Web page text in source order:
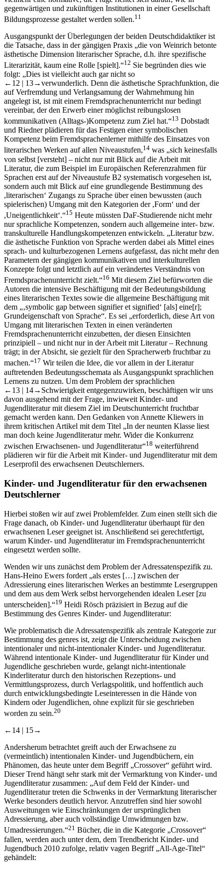
gegenwärtigen und zukünftigen Institutionen in einer Gesellschaft
Bildungsprozesse gestaltet werden sollen.11
Ausgangspunkt der Überlegungen der beiden Deutschdidaktiker ist
die Tatsache, dass in der gängigen Praxis „die von Weinrich betonte
ästhetische Dimension literarischer Sprache, d.h. ihre spezifische
Literarizität, kaum eine Rolle [spielt].“12 Sie begründen dies wie
folgt: „Dies ist vielleicht auch gar nicht so
←12 | 13→verwunderlich. Denn die ästhetische Sprachfunktion, die
auf Verfremdung und Verlangsamung der Wahrnehmung hin
angelegt ist, ist mit einem Fremdsprachenunterricht nur bedingt
vereinbar, der den Erwerb einer möglichst reibungslosen
kommunikativen (Alltags-)Kompetenz zum Ziel hat.“13 Dobstadt
und Riedner plädieren für das Festigen einer symbolischen
Kompetenz beim Fremdsprachenlerner mithilfe des Einsatzes von
literarischen Werken auf allen Niveaustufen,14 was „sich keinesfalls
von selbst [versteht] – nicht nur mit Blick auf die Arbeit mit
Literatur, die zum Beispiel im Europäischen Referenzrahmen für
Sprachen erst auf der Niveaustufe B2 systematisch vorgesehen ist,
sondern auch mit Blick auf eine grundlegende Bestimmung des
,literarischen‘ Zugangs zu Sprache über einen bewussten (auch
spielerischen) Umgang mit den Kategorien der ,Form‘ und der
,Uneigentlichkeit‘.“15 Heute müssten DaF-Studierende nicht mehr
nur sprachliche Kompetenzen, sondern auch allgemeine inter- bzw.
transkulturelle Handlungskompetenzen entwickeln. „Literatur bzw.
die ästhetische Funktion von Sprache werden dabei als Mittel eines
sprach- und kulturbezogenen Lernens aufgefasst, das nicht mehr den
Parametern der gängigen kommunikativen und interkulturellen
Konzepte folgt und letztlich auf ein verändertes Verständnis von
Fremdsprachenunterricht zielt.“16 Mit diesem Ziel befürworten die
Autoren die intensive Beschäftigung mit der Bedeutungsbildung
eines literarischen Textes sowie die allgemeine Beschäftigung mit
dem „‚symbolic gap between signifier et signified‘ [als] eine[r];
Grundeigenschaft von Sprache“. Es sei „erforderlich, diese Art von
Umgang mit literarischen Texten in einen veränderten
Fremdsprachenunterricht einzubetten, der diesen Einsichten
prinzipiell – und nicht nur in der Arbeit mit Literatur – Rechnung
trägt; in der Absicht, sie gezielt für den Spracherwerb fruchtbar zu
machen.“17 Wir teilen die Idee, die vor allem in der Literatur
auftretenden Bedeutungsschemata als Ausgangspunkt sprachlichen
Lernens zu nutzen. Um dem Problem der sprachlichen
←13 | 14→ Schwierigkeit entgegenzuwirken, beschäftigen wir uns
davon ausgehend mit der Frage, inwieweit Kinder- und
Jugendliteratur mit diesem Ziel im Deutschunterricht fruchtbar
gemacht werden kann. Den Gedanken von Annette Kliewers in
ihrem kritischen Artikel mit dem Titel „In der neunten Klasse liest
man doch keine Jugendliteratur mehr. Wider die Konkurrenz
zwischen Erwachsenen- und Jugendliteratur“18 weiterführend
plädieren wir für die Arbeit mit Kinder- und Jugendliteratur mit dem
Leserprofil des erwachsenen Deutschlerners.
Kinder- und Jugendliteratur für den erwachsenen
Deutschlerner
Hierbei stoßen wir auf zwei Problemfelder. Zum einen stellt sich die
Frage danach, ob Kinder- und Jugendliteratur überhaupt für den
erwachsenen Leser geeignet ist. Anschließend sei gerechtfertigt,
warum Kinder- und Jugendliteratur im Fremdsprachenunterricht
eingesetzt werden sollte.
Wenden wir uns zunächst dem Problem der Adressatenspezifik zu.
Hans-Heino Ewers fordert „als erstes […] zwischen der
Adressierung eines literarischen Werkes an bestimmte Lesergruppen
und dem aus dem Werk selbst hervorgehenden idealen Leser [zu
unterscheiden].“19 Heidi Rösch präzisiert in Bezug auf die
Bestimmung des Genres Kinder- und Jugendliteratur:
Wie problematisch die Adressatenspezifik als zentrale Kategorie zur
Bestimmung des genres ist, zeigt die Unterscheidung zwischen
intentionaler und nicht-intentionaler Kinder- und Jugendliteratur.
Während intentionale Kinder- und Jugendliteratur für Kinder und
Jugendliche geschrieben wurde, gelangt nicht-intentionale
Kinderliteratur durch den historischen Rezeptions- und
Vermittlungsprozess, durch Verlagspolitik, und hoffentlich auch
durch entwicklungsbedingte Leseinteressen in die Hände von
Kindern oder Jugendlichen, ohne explizit für sie geschrieben
worden zu sein.20
←14 | 15→
Andersherum betrachtet greift auch der Erwachsene zu
(vermeintlich) intentionalen Kinder- und Jugendbüchern, ein
Phänomen, das heute unter dem Begriff „Crossover“ geführt wird.
Dieser Trend hängt sehr stark mit der Vermarktung von Kinder- und
Jugendliteratur zusammen: „Auf dem Feld der Kinder- und
Jugendliteratur treten die Schwenks in der Vermarktung literarischer
Werke besonders deutlich hervor. Anzutreffen sind hier sowohl
Ausweitungen wie Einschränkungen der ursprünglichen
Adressierung, aber auch vollständige Umwidmungen bzw.
Umadressierungen.“21 Bücher, die in die Kategorie „Crossover“
fallen, werden auch unter dem, dem Trendbericht Kinder- und
Jugendbuch 2010 zufolge, relativ vagen Begriff „All-Age-Titel“
gehändelt: